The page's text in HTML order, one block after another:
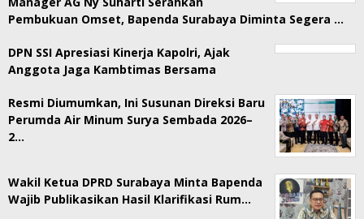
Pembukuan Omset, Bapenda Surabaya Diminta Segera …
DPN SSI Apresiasi Kinerja Kapolri, Ajak
Anggota Jaga Kambtimas Bersama
Resmi Diumumkan, Ini Susunan Direksi Baru
Perumda Air Minum Surya Sembada 2026–
2…
Wakil Ketua DPRD Surabaya Minta Bapenda
Wajib Publikasikan Hasil Klarifikasi Rum…